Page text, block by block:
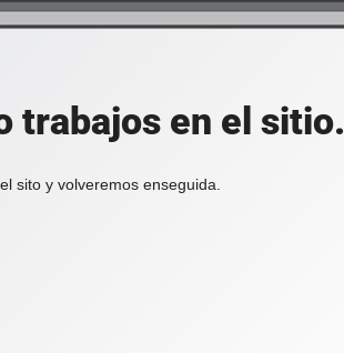
trabajos en el sitio.
sito y volveremos enseguida.